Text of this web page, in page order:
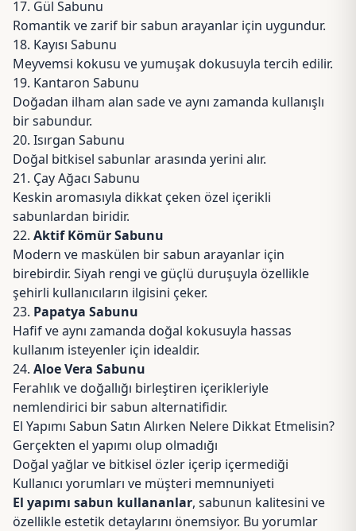
17. Gül Sabunu
Romantik ve zarif bir sabun arayanlar için uygundur.
18. Kayısı Sabunu
Meyvemsi kokusu ve yumuşak dokusuyla tercih edilir.
19. Kantaron Sabunu
Doğadan ilham alan sade ve aynı zamanda kullanışlı
bir sabundur.
20. Isırgan Sabunu
Doğal bitkisel sabunlar arasında yerini alır.
21. Çay Ağacı Sabunu
Keskin aromasıyla dikkat çeken özel içerikli
sabunlardan biridir.
22. Aktif Kömür Sabunu
Modern ve maskülen bir sabun arayanlar için
birebirdir. Siyah rengi ve güçlü duruşuyla özellikle
şehirli kullanıcıların ilgisini çeker.
23. Papatya Sabunu
Hafif ve aynı zamanda doğal kokusuyla hassas
kullanım isteyenler için idealdir.
24. Aloe Vera Sabunu
Ferahlık ve doğallığı birleştiren içerikleriyle
nemlendirici bir sabun alternatifidir.
El Yapımı Sabun Satın Alırken Nelere Dikkat Etmelisin?
Gerçekten el yapımı olup olmadığı
Doğal yağlarve bitkisel özler içerip içermediği
Kullanıcı yorumları ve müşteri memnuniyeti
El yapımı sabun kullananlar, sabunun kalitesini ve
özellikle estetik detaylarını önemsiyor. Bu yorumlar